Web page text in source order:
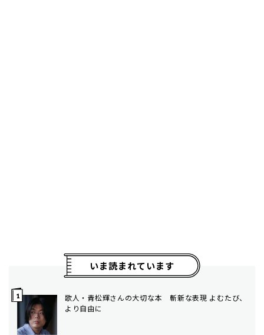
いま読まれています
歌人・青松輝さんの大切な本 斬新な表現 よむたび、
より自由に